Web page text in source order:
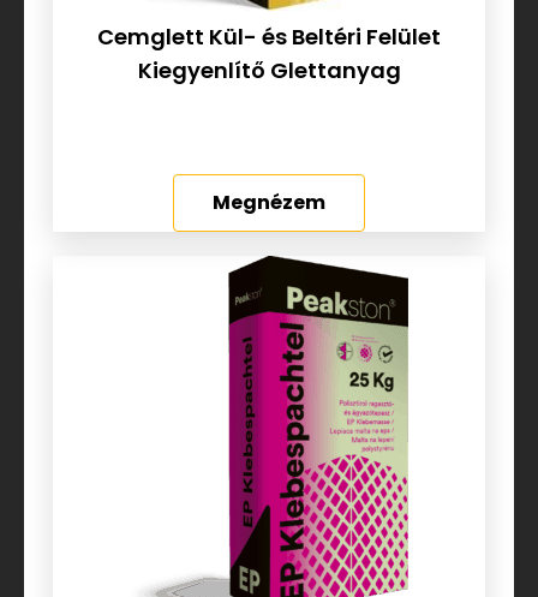
Cemglett Kül- és Beltéri Felület
Kiegyenlítő Glettanyag
Megnézem